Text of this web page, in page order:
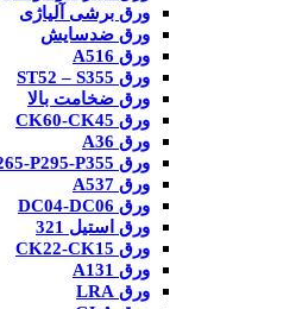
ورق برشی آلیاژی
ورق ضدسایش
ورق A516
ورق ST52 – S355
ورق ضخامت بالا
ورق CK60-CK45
ورق A36
ورق P265-P295-P355
ورق A537
ورق DC04-DC06
ورق استیل 321
ورق CK22-CK15
ورق A131
ورق LRA